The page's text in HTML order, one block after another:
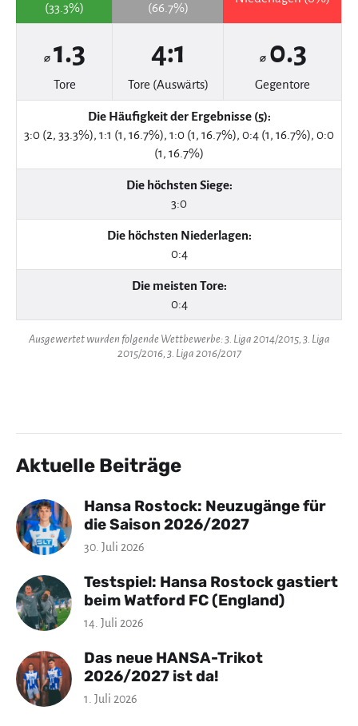
(33.3%)
(66.7%)
⌀ 1.3
Tore
4:1
Tore (Auswärts)
⌀ 0.3
Gegentore
Die Häufigkeit der Ergebnisse (5):
3:0 (2, 33.3%), 1:1 (1, 16.7%), 1:0 (1, 16.7%), 0:4 (1, 16.7%), 0:0
(1, 16.7%)
Die höchsten Siege:
3:0
Die höchsten Niederlagen:
0:4
Die meisten Tore:
0:4
Ausgewertet wurden folgende Wettbewerbe: 3. Liga 2014/2015, 3. Liga
2015/2016, 3. Liga 2016/2017
Aktuelle Beiträge
Hansa Rostock: Neuzugänge für
die Saison 2026/2027
30. Juli 2026
Testspiel: Hansa Rostock gastiert
beim Watford FC (England)
14. Juli 2026
Das neue HANSA-Trikot
2026/2027 ist da!
1. Juli 2026